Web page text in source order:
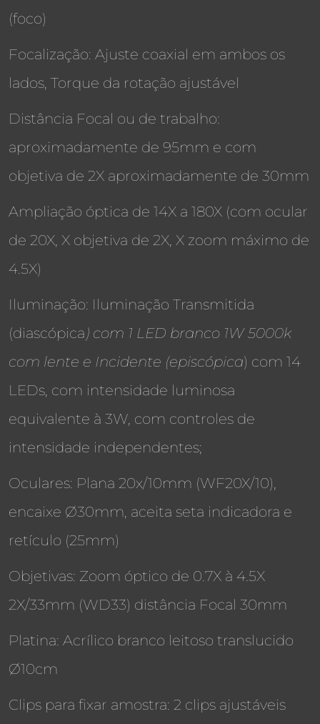
(foco)
Focalização: Ajuste coaxial em ambos os
lados, Torque da rotação ajustável
Distância Focal ou de trabalho:
aproximadamente de 95mm e com
objetiva de 2X aproximadamente de 30mm
Ampliação óptica de 14X a 180X (com ocular
de 20X, X objetiva de 2X, X zoom máximo de
4.5X)
Iluminação: Iluminação Transmitida
(diascópica) com 1 LED branco 1W 5000k
com lente e Incidente (episcópica) com 14
LEDs, com intensidade luminosa
equivalente à 3W, com controles de
intensidade independentes;
Oculares: Plana 20x/10mm (WF20X/10),
encaixe Ø30mm, aceita seta indicadora e
retículo (25mm)
Objetivas: Zoom óptico de 0.7X à 4.5X
2X/33mm (WD33) distância Focal 30mm
Platina: Acrílico branco leitoso translucido
Ø10cm
Clips para fixar amostra: 2 clips ajustáveis